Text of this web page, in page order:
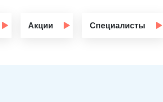
Акции Специалисты